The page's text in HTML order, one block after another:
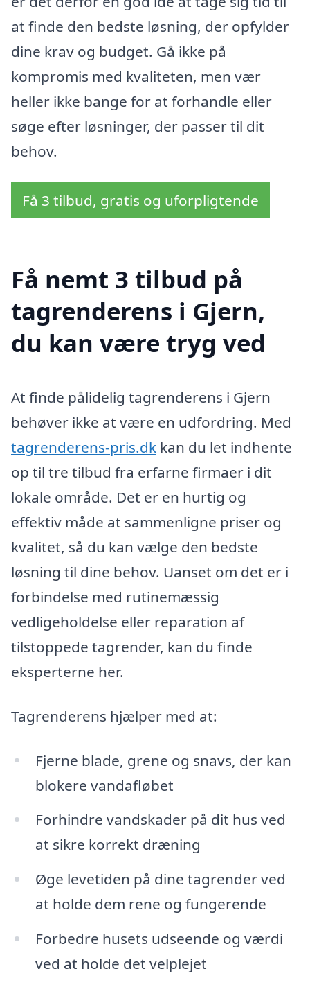
at finde den bedste løsning, der opfylder
dine krav og budget. Gå ikke på
kompromis med kvaliteten, men vær
heller ikke bange for at forhandle eller
søge efter løsninger, der passer til dit
behov.
Få 3 tilbud, gratis og uforpligtende
Få nemt 3 tilbud på
tagrenderens i Gjern,
du kan være tryg ved
At finde pålidelig tagrenderens i Gjern
behøver ikke at være en udfordring. Med
tagrenderens-pris.dk kan du let indhente
op til tre tilbud fra erfarne firmaer i dit
lokale område. Det er en hurtig og
effektiv måde at sammenligne priser og
kvalitet, så du kan vælge den bedste
løsning til dine behov. Uanset om det er i
forbindelse med rutinemæssig
vedligeholdelse eller reparation af
tilstoppede tagrender, kan du finde
eksperterne her.
Tagrenderens hjælper med at:
Fjerne blade, grene og snavs, der kan
blokere vandafløbet
Forhindre vandskader på dit hus ved
at sikre korrekt dræning
Øge levetiden på dine tagrender ved
at holde dem rene og fungerende
Forbedre husets udseende og værdi
ved at holde det velplejet